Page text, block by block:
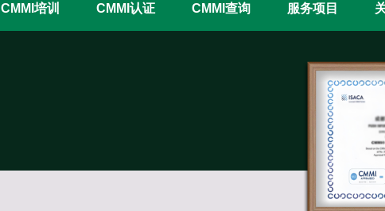
CMMI培训 CMMI认证 CMMI查询 服务项目